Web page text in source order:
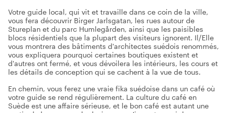
Votre guide local, qui vit et travaille dans ce coin de la ville,
vous fera découvrir Birger Jarlsgatan, les rues autour de
Stureplan et du parc Humlegården, ainsi que les paisibles
blocs résidentiels que la plupart des visiteurs ignorent. Il/Elle
vous montrera des bâtiments d'architectes suédois renommés,
vous expliquera pourquoi certaines boutiques existent et
d'autres ont fermé, et vous dévoilera les intérieurs, les cours et
les détails de conception qui se cachent à la vue de tous.
En chemin, vous ferez une vraie fika suédoise dans un café où
votre guide se rend régulièrement. La culture du café en
Suède est une affaire sérieuse, et le bon café est autant une